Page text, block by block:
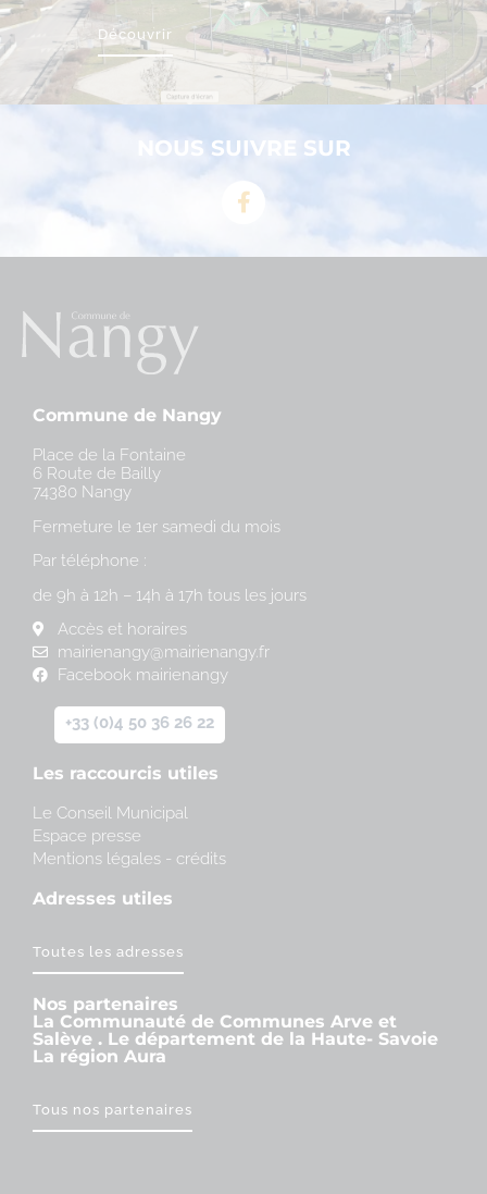
Découvrir
NOUS SUIVRE SUR
Commune de Nangy
Place de la Fontaine
6 Route de Bailly
74380 Nangy
Fermeture le 1er samedi du mois
Par téléphone :
de 9h à 12h – 14h à 17h tous les jours
Accès et horaires
mairienangy@mairienangy.fr
Facebook mairienangy
+33 (0)4 50 36 26 22
Les raccourcis utiles
Le Conseil Municipal
Espace presse
Mentions légales - crédits
Adresses utiles
Toutes les adresses
Nos partenaires
La Communauté de Communes Arve et
Salève . Le département de la Haute- Savoie
La région Aura
Tous nos partenaires